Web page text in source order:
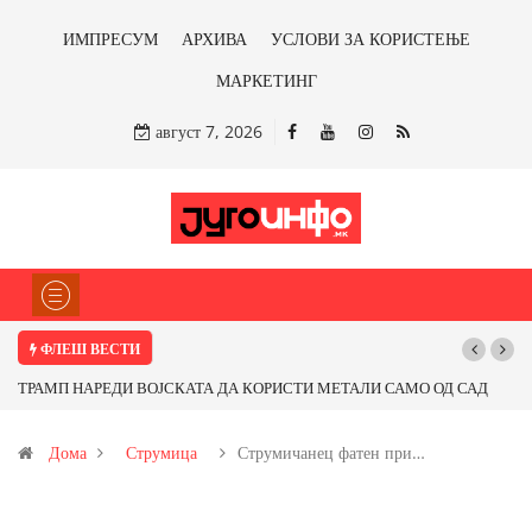
ИМПРЕСУМ АРХИВА
УСЛОВИ ЗА КОРИСТЕЊЕ
МАРКЕТИНГ
август 7, 2026
ФЛЕШ ВЕСТИ
НАРЕДИ ВОЈСКАТА ДА КОРИСТИ МЕТАЛИ САМО ОД САД
и со антимонот?
Дома Струмица Струмичанец фатен при…